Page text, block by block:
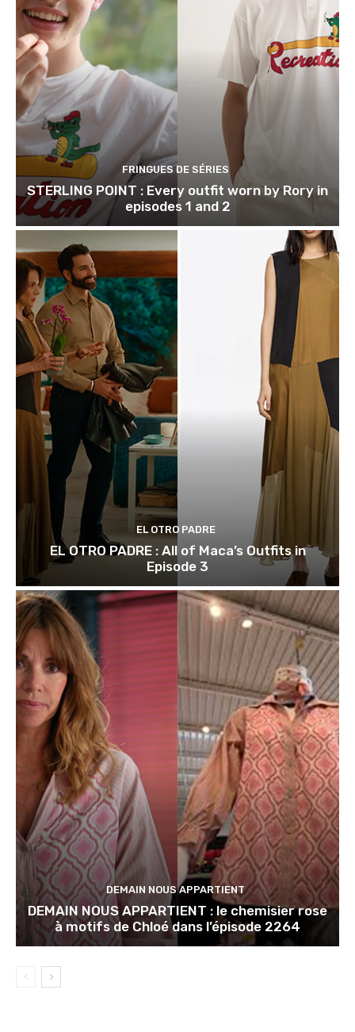
FRINGUES DE SÉRIES
STERLING POINT : Every outfit worn by Rory in
episodes 1 and 2
EL OTRO PADRE
EL OTRO PADRE : All of Maca’s Outfits in
Episode 3
DEMAIN NOUS APPARTIENT
DEMAIN NOUS APPARTIENT : le chemisier rose
à motifs de Chloé dans l’épisode 2264